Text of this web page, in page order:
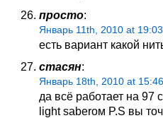
просто:
Январь 11th, 2010 at 19:03
есть вариант какой
стасян:
Январь 18th, 2010 at 15:46
да всё работает на
light saberом P.S вы